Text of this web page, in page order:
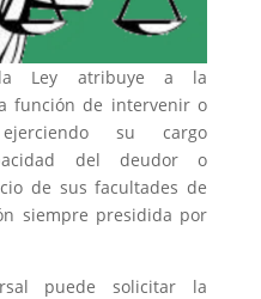
la Ley atribuye a la
función de intervenir o
su cargo
del deudor o
de sus facultades de
siempre presidida por
puede solicitar la